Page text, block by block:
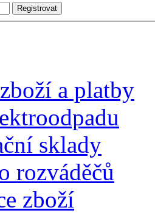
a platby
sklady
rozváděčů
zboží